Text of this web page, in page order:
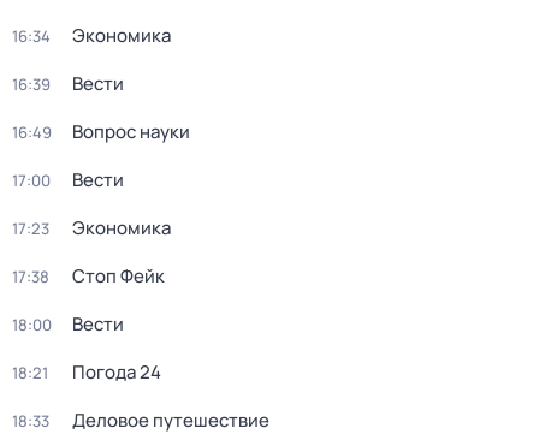
16:34 Экономика
16:39 Вести
16:49 Вопрос науки
17:00 Вести
17:23 Экономика
17:38 Стоп Фейк
18:00 Вести
18:21 Погода 24
18:33 Деловое путешествие